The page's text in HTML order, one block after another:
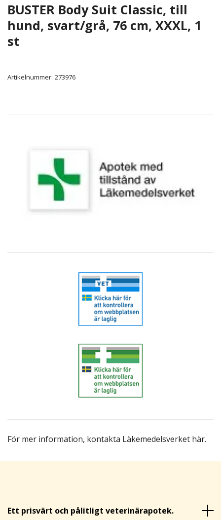
För mer information, kontakta Läkemedelsverket här.
BUSTER Body Suit Classic, till
hund, svart/grå, 76 cm, XXXL, 1
st
Artikelnummer: 273976
Ett prisvärt och pålitligt veterinärapotek.